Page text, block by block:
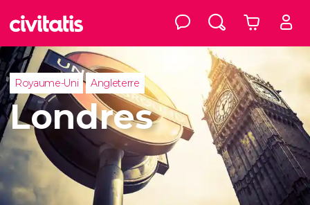
Royaume-Uni Angleterre
Londres